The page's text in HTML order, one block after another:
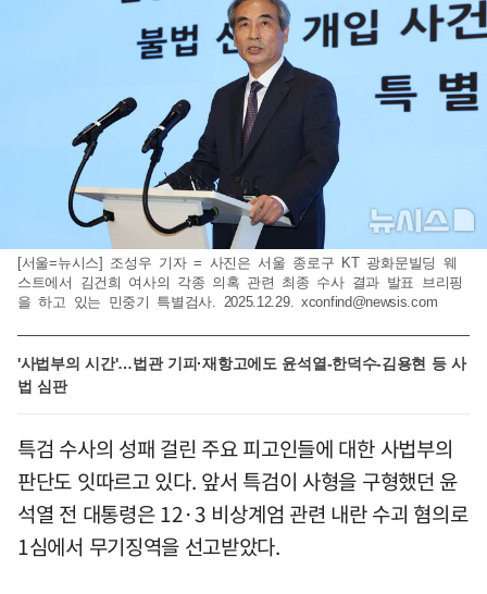
[서울=뉴시스] 조성우 기자 = 사진은 서울 종로구 KT 광화문빌딩 웨
스트에서 김건희 여사의 각종 의혹 관련 최종 수사 결과 발표 브리핑
을 하고 있는 민중기 특별검사. 2025.12.29. xconfind@newsis.com
'사법부의 시간'…법관 기피·재항고에도 윤석열-한덕수-김용현 등 사
법 심판
특검 수사의 성패 걸린 주요 피고인들에 대한 사법부의
판단도 잇따르고 있다. 앞서 특검이 사형을 구형했던 윤
석열 전 대통령은 12·3 비상계엄 관련 내란 수괴 혐의로
1심에서 무기징역을 선고받았다.